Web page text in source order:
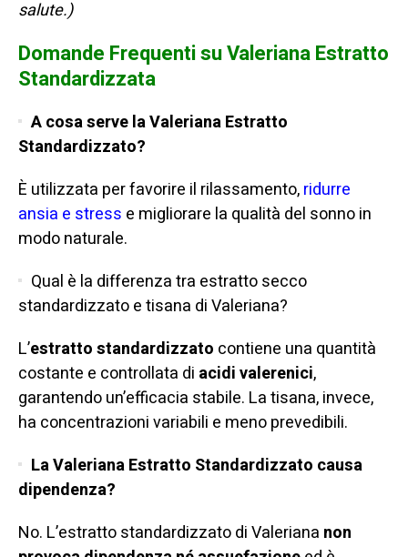
salute.)
Domande Frequenti su Valeriana Estratto
Standardizzata
A cosa serve la Valeriana Estratto
Standardizzato?
È utilizzata per favorire il rilassamento,ridurre
ansia e stress e migliorare la qualità del sonno in
modo naturale.
Qual è la differenza tra estratto secco
standardizzato e tisana di Valeriana?
L’estratto standardizzato contiene una quantità
costante e controllata di acidi valerenici,
garantendo un’efficacia stabile. La tisana, invece,
ha concentrazioni variabili e meno prevedibili.
La Valeriana Estratto Standardizzato causa
dipendenza?
No. L’estratto standardizzato di Valeriana non